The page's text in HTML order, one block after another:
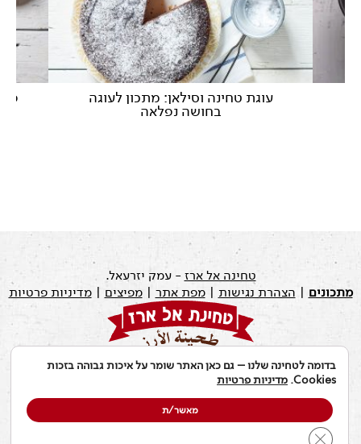
עוגת טחינה וסילאן: מתכון לעוגה
בחושה נפלאה
טחינה אל ארז- עמק יזרעאל.
מתכונים | הצהרת נגישות |מפת אתר |מפיצים |מדיניות פרטיות
עודכן לאחרונה ב: 19.07.2026
בדומה לטחינה שלנו – גם כאן האתר שומר על איכות גבוהה בזכות
Cookies. מדיניות פרטיות
מאשר/ת
Close GDPR Cookie Banner